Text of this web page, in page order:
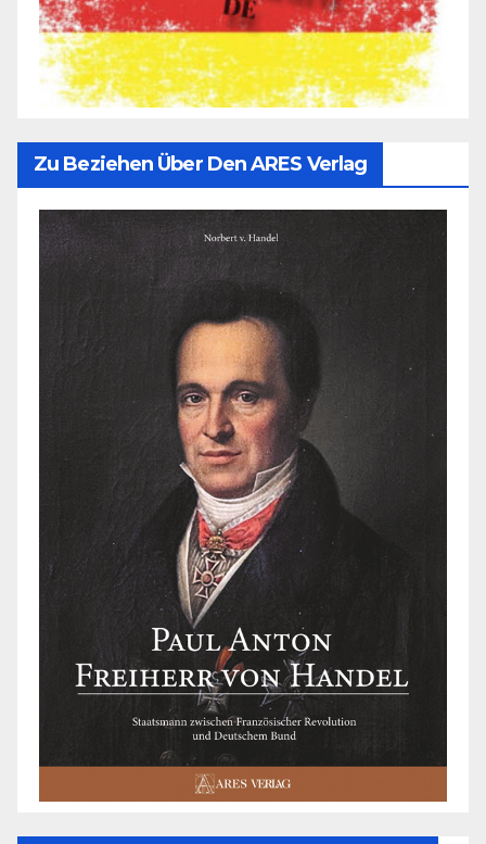
Zu Beziehen Über Den ARES Verlag